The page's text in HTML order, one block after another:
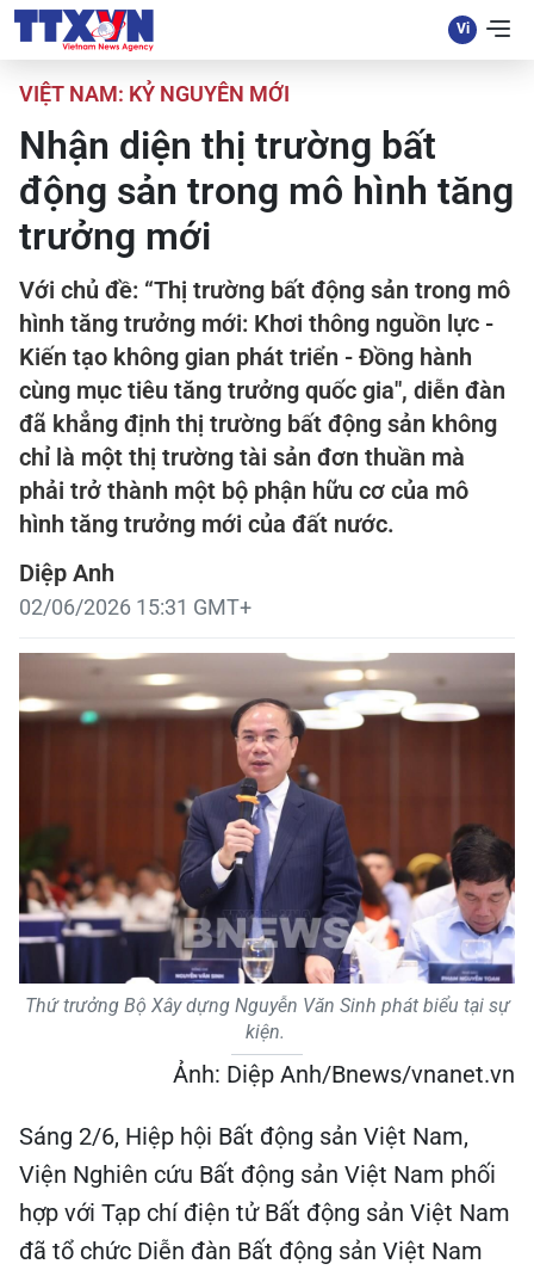
VIỆT NAM: KỶ NGUYÊN MỚI
Nhận diện thị trường bất
động sản trong mô hình tăng
trưởng mới
Với chủ đề: “Thị trường bất động sản trong mô
hình tăng trưởng mới: Khơi thông nguồn lực -
Kiến tạo không gian phát triển - Đồng hành
cùng mục tiêu tăng trưởng quốc gia", diễn đàn
đã khẳng định thị trường bất động sản không
chỉ là một thị trường tài sản đơn thuần mà
phải trở thành một bộ phận hữu cơ của mô
hình tăng trưởng mới của đất nước.
Diệp Anh
02/06/2026 15:31 GMT+
Thứ trưởng Bộ Xây dựng Nguyễn Văn Sinh phát biểu tại sự
kiện.
Ảnh: Diệp Anh/Bnews/vnanet.vn
Sáng 2/6, Hiệp hội Bất động sản Việt Nam,
Viện Nghiên cứu Bất động sản Việt Nam phối
hợp với Tạp chí điện tử Bất động sản Việt Nam
đã tổ chức Diễn đàn Bất động sản Việt Nam